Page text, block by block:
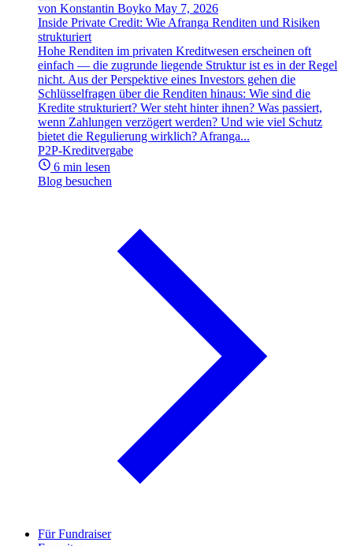
von Konstantin Boyko May 7, 2026
Inside Private Credit: Wie Afranga Renditen und Risiken
strukturiert
Hohe Renditen im privaten Kreditwesen erscheinen oft
einfach — die zugrunde liegende Struktur ist es in der Regel
nicht. Aus der Perspektive eines Investors gehen die
Schlüsselfragen über die Renditen hinaus: Wie sind die
Kredite strukturiert? Wer steht hinter ihnen? Was passiert,
wenn Zahlungen verzögert werden? Und wie viel Schutz
bietet die Regulierung wirklich? Afranga...
P2P-Kreditvergabe
6 min lesen
Blog besuchen
Für Fundraiser